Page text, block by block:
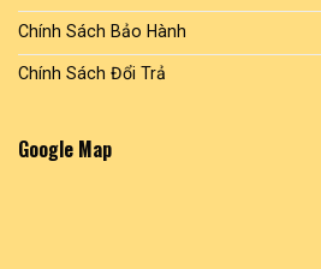
Chính Sách Bảo Hành
Chính Sách Đổi Trả
Google Map